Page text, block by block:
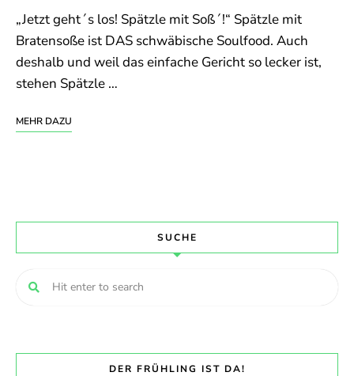
„Jetzt geht´s los! Spätzle mit Soß´!“ Spätzle mit
Bratensoße ist DAS schwäbische Soulfood. Auch
deshalb und weil das einfache Gericht so lecker ist,
stehen Spätzle …
MEHR DAZU
SUCHE
DER FRÜHLING IST DA!